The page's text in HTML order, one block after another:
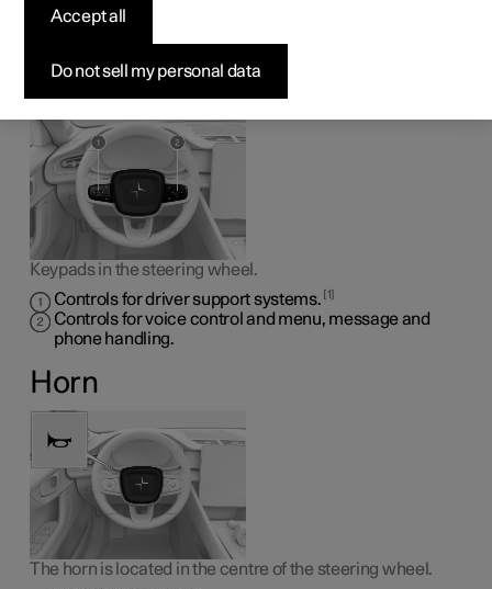
controls and horn
The steering wheel houses the horn and controls for
Keypads in the steering wheel.
Controls for driver support systems. 1
Controls for voice control and menu, message and
phone handling.
Horn
The horn is located in the centre of the steering wheel.
Do not sell my personal data
Accept all